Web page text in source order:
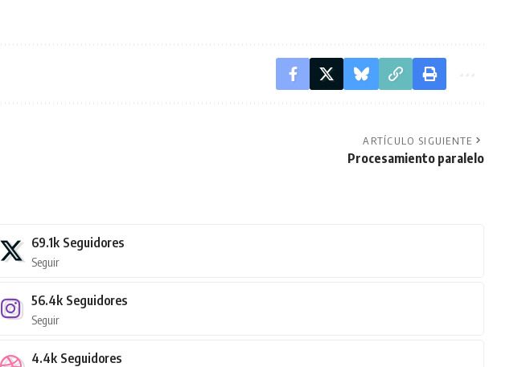
ARTÍCULO SIGUIENTE
Procesamiento paralelo
69.1k Seguidores
Seguir
56.4k Seguidores
Seguir
4.4k Seguidores